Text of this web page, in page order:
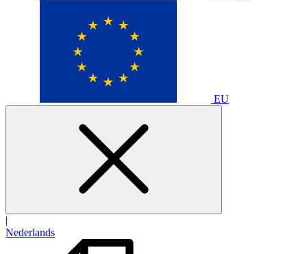
EU
|
Nederlands